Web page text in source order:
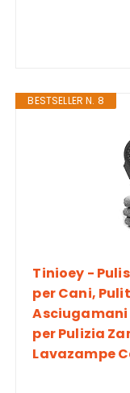
BESTSELLER N. 8
Tinioey -
per Cani,
Asciugamani
per Pulizia
Lavazampe